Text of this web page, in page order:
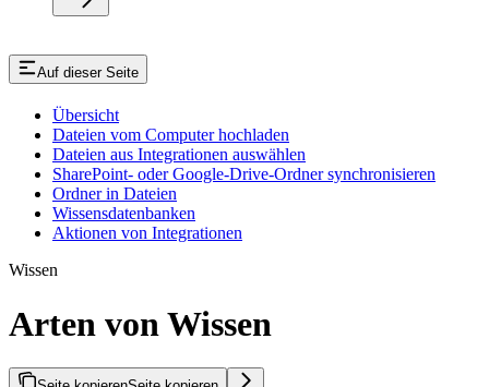
Auf dieser Seite
Übersicht
Dateien vom Computer hochladen
Dateien aus Integrationen auswählen
SharePoint- oder Google-Drive-Ordner synchronisieren
Ordner in Dateien
Wissensdatenbanken
Aktionen von Integrationen
Wissen
Arten von Wissen